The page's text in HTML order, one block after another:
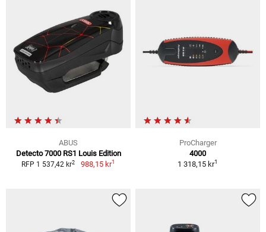
ABUS
Detecto 7000 RS1 Louis Edition
RFP 1 537,42 kr2 988,15 kr1
ProCharger
4000
1 318,15 kr1